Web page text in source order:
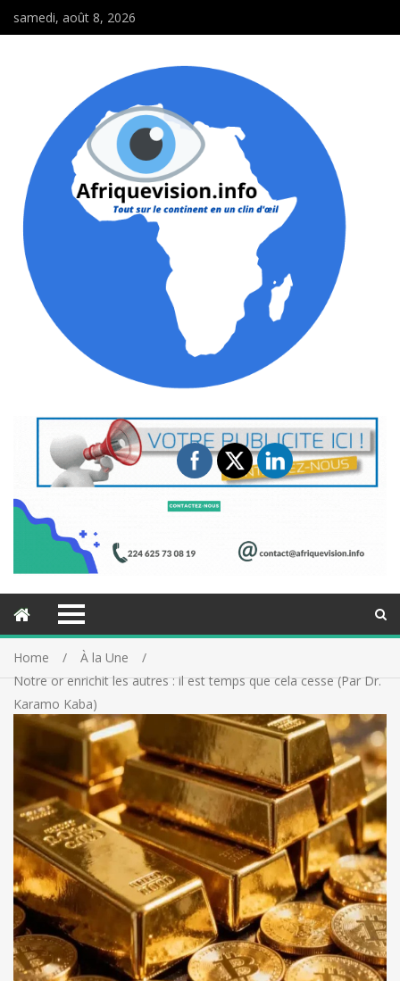
samedi, août 8, 2026
Home
À la Une
Notre or enrichit les autres : il est temps que cela cesse (Par Dr.
Karamo Kaba)